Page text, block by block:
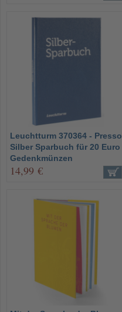
Leuchtturm 370364 - Presso
Silber Sparbuch für 20 Euro
Gedenkmünzen
14,99 €